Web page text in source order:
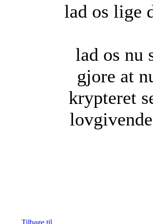
lad os lige
lad os nu
gjore at
krypteret
Tilbage til